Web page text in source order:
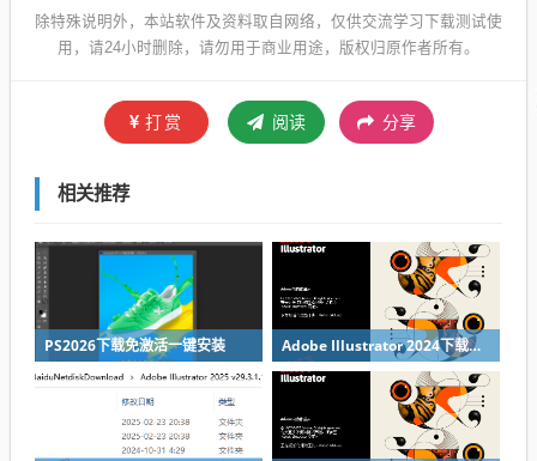
除特殊说明外，本站软件及资料取自网络，仅供交流学习下载测试使
用，请24小时删除，请勿用于商业用途，版权归原作者所有。
打赏 阅读 分享
相关推荐
PS2026下载免激活一键安装 Adobe Illustrator 2024下载AI2024下载